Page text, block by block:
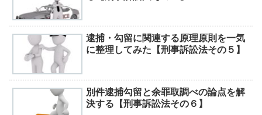
逮捕・勾留に関連する原理原則を一気
に整理してみた【刑事訴訟法その５】
別件逮捕勾留と余罪取調べの論点を解
決する【刑事訴訟法その６】